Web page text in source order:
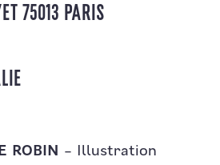
75013 PARIS
ROBIN – Illustration